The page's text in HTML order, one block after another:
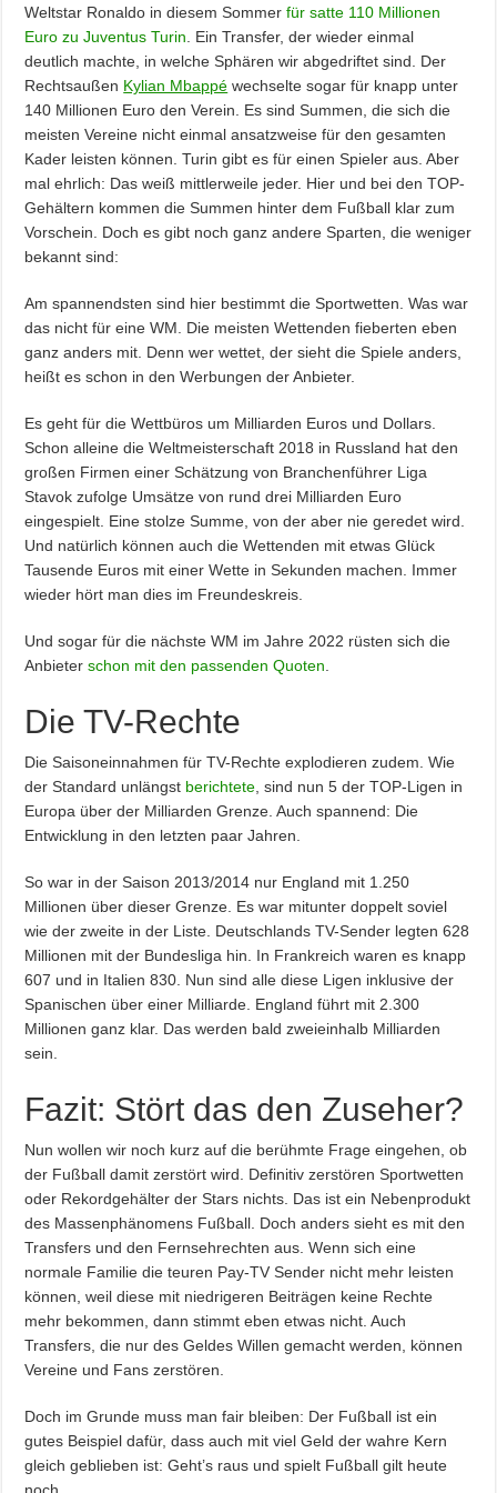
Weltstar Ronaldo in diesem Sommerfür satte 110 Millionen
Euro zu Juventus Turin . Ein Transfer, der wieder einmal
deutlich machte, in welche Sphären wir abgedriftet sind. Der
Rechtsaußen Kylian Mbappé wechselte sogar für knapp unter
140 Millionen Euro den Verein. Es sind Summen, die sich die
meisten Vereine nicht einmal ansatzweise für den gesamten
Kader leisten können. Turin gibt es für einen Spieler aus. Aber
mal ehrlich: Das weiß mittlerweile jeder. Hier und bei den TOP-
Gehältern kommen die Summen hinter dem Fußball klar zum
Vorschein. Doch es gibt noch ganz andere Sparten, die weniger
bekannt sind:
Am spannendsten sind hier bestimmt die Sportwetten. Was war
das nicht für eine WM. Die meisten Wettenden fieberten eben
ganz anders mit. Denn wer wettet, der sieht die Spiele anders,
heißt es schon in den Werbungen der Anbieter.
Es geht für die Wettbüros um Milliarden Euros und Dollars.
Schon alleine die Weltmeisterschaft 2018 in Russland hat den
großen Firmen einer Schätzung von Branchenführer Liga
Stavok zufolge Umsätze von rund drei Milliarden Euro
eingespielt. Eine stolze Summe, von der aber nie geredet wird.
Und natürlich können auch die Wettenden mit etwas Glück
Tausende Euros mit einer Wette in Sekunden machen. Immer
wieder hört man dies im Freundeskreis.
Und sogar für die nächste WM im Jahre 2022 rüsten sich die
Anbieterschon mit den passenden Quoten
Die TV-Rechte
Die Saisoneinnahmen für TV-Rechte explodieren zudem. Wie
der Standard unlängst berichtete , sind nun 5 der TOP-Ligen in
Europa über der Milliarden Grenze. Auch spannend: Die
Entwicklung in den letzten paar Jahren.
So war in der Saison 2013/2014 nur England mit 1.250
Millionen über dieser Grenze. Es war mitunter doppelt soviel
wie der zweite in der Liste. Deutschlands TV-Sender legten 628
Millionen mit der Bundesliga hin. In Frankreich waren es knapp
607 und in Italien 830. Nun sind alle diese Ligen inklusive der
Spanischen über einer Milliarde. England führt mit 2.300
Millionen ganz klar. Das werden bald zweieinhalb Milliarden
sein.
Fazit: Stört das den Zuseher?
Nun wollen wir noch kurz auf die berühmte Frage eingehen, ob
der Fußball damit zerstört wird. Definitiv zerstören Sportwetten
oder Rekordgehälter der Stars nichts. Das ist ein Nebenprodukt
des Massenphänomens Fußball. Doch anders sieht es mit den
Transfers und den Fernsehrechten aus. Wenn sich eine
normale Familie die teuren Pay-TV Sender nicht mehr leisten
können, weil diese mit niedrigeren Beiträgen keine Rechte
mehr bekommen, dann stimmt eben etwas nicht. Auch
Transfers, die nur des Geldes Willen gemacht werden, können
Vereine und Fans zerstören.
Doch im Grunde muss man fair bleiben: Der Fußball ist ein
gutes Beispiel dafür, dass auch mit viel Geld der wahre Kern
gleich geblieben ist: Geht’s raus und spielt Fußball gilt heute